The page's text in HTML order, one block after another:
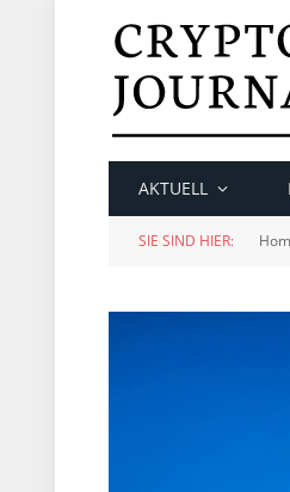
AKTUELL
SIE SIND HIER: